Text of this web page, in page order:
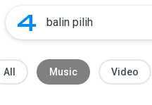
All Music Video